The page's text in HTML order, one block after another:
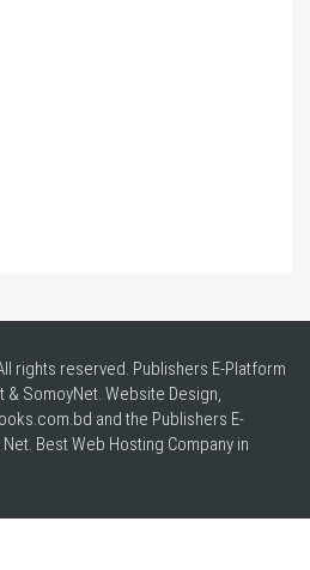
rights reserved. Publishers E-Platform
& SomoyNet. Website Design,
and the Publishers E-
BestWeb Hosting Company in